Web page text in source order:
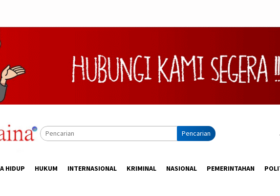
Pencarian
HIDUP HUKUM INTERNASIONAL KRIMINAL NASIONAL PEMERINTAHAN